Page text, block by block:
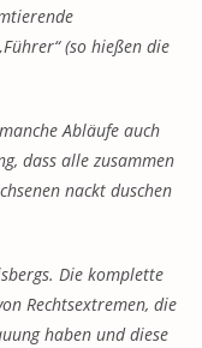
(so hießen die
Abläufe auch
dass alle zusammen
nackt duschen
Die komplette
Rechtsextremen, die
haben und diese